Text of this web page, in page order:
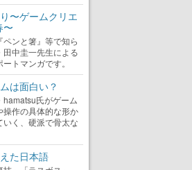
〜ゲームクリエ
〜
ペンと箸』等で知ら
田中圭一先生による
トマンガです。
は面白い？
hamatsu氏がゲーム
操作の具体的な形か
いく、硬派で骨太な
た日本語